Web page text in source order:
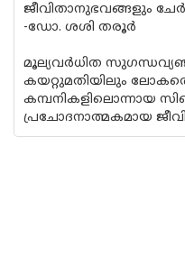
ജീവിതാനുഭവങ്ങളും
-ഡോ. ശശി തരൂര്‍
മൂല്യവര്‍ധിത
കയറ്റുമതിയിലും
കമ്പനികളിലൊന്നായ
പ്രചോദനാത്മകമായ